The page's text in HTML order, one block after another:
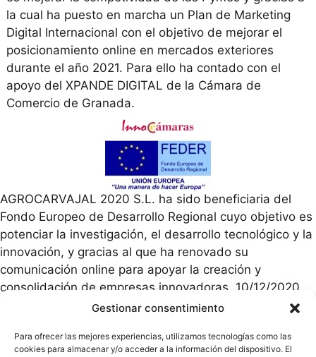
Gestionar consentimiento
Para ofrecer las mejores experiencias, utilizamos tecnologías como las
cookies para almacenar y/o acceder a la información del dispositivo. El
la cual ha puesto en marcha un Plan de Marketing
Digital Internacional con el objetivo de mejorar el
posicionamiento online en mercados exteriores
durante el año 2021. Para ello ha contado con el
apoyo del XPANDE DIGITAL de la Cámara de
Comercio de Granada.
AGROCARVAJAL 2020 S.L. ha sido beneficiaria del
Fondo Europeo de Desarrollo Regional cuyo objetivo es
potenciar la investigación, el desarrollo tecnológico y la
innovación, y gracias al que ha renovado su
comunicación online para apoyar la creación y
consolidación de empresas innovadoras. 10/12/2020.
Para ello ha contado con el apoyo del Programa